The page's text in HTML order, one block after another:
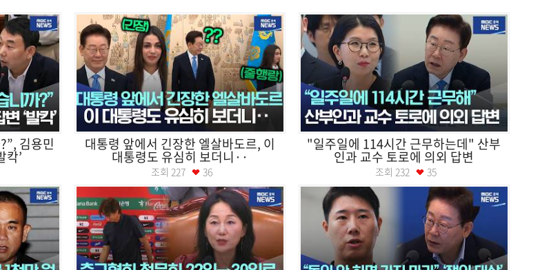
로컬 콘텐츠 Hub
문화행사 아카이빙
김용민
칵’
대통령 앞에서 긴장한 엘살바도르, 이
대통령도 유심히 보더니··
조회 227 36
"일주일에 114시간 근무하는데" 산부
인과 교수 토로에 의외 답변
조회 232 35